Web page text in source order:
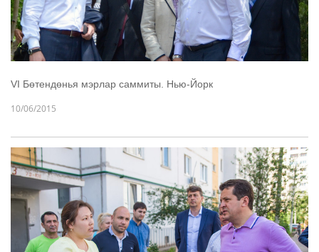
VI Бөтендөнья мэрлар саммиты. Нью-Йорк
10/06/2015